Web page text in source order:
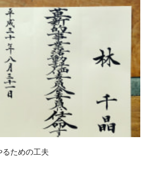
るための工夫